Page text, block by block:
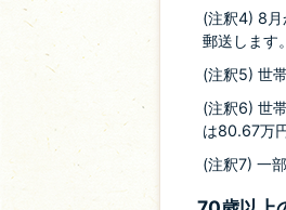
(注釈4) 8月
郵送します。
(注釈5) 世
(注釈6) 世
は80.67万
(注釈7) 一